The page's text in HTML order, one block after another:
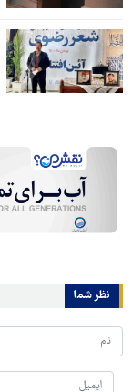
نظر شما